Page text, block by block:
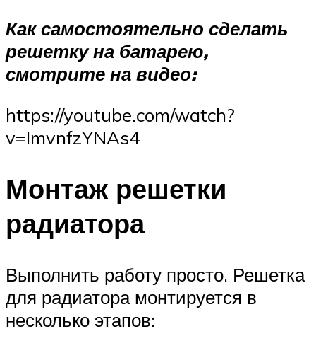
Как самостоятельно сделать
решетку на батарею,
смотрите на видео:
https://youtube.com/watch?
v=ImvnfzYNAs4
Монтаж решетки
радиатора
Выполнить работу просто. Решетка
для радиатора монтируется в
несколько этапов: